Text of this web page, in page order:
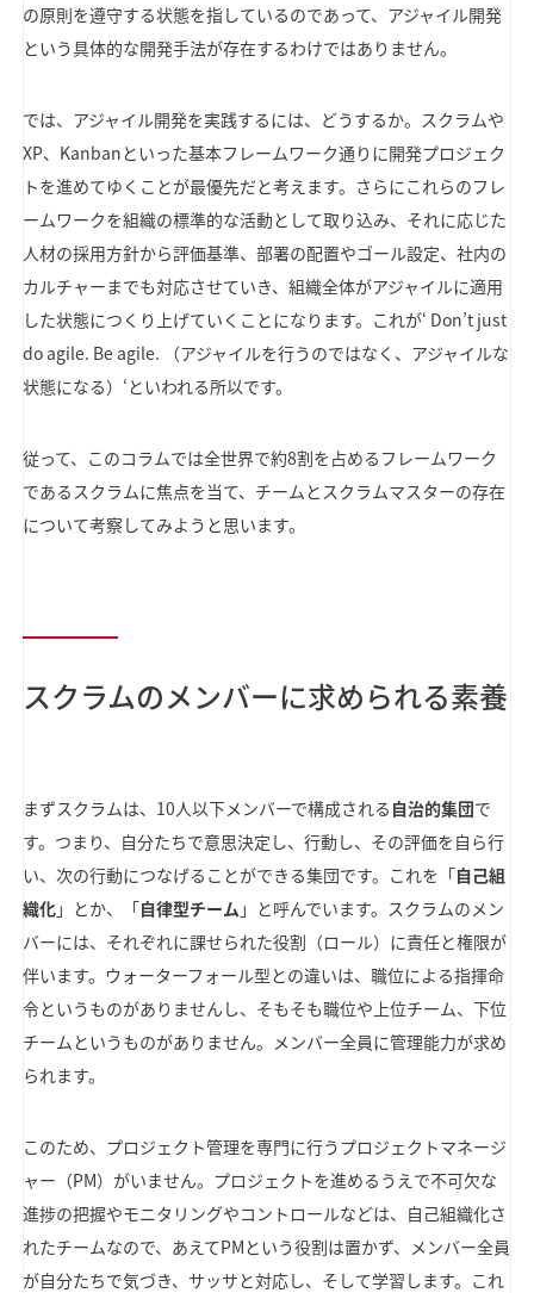
の原則を遵守する状態を指しているのであって、アジャイル開発
という具体的な開発手法が存在するわけではありません。
では、アジャイル開発を実践するには、どうするか。スクラムや
XP、Kanbanといった基本フレームワーク通りに開発プロジェク
トを進めてゆくことが最優先だと考えます。さらにこれらのフレ
ームワークを組織の標準的な活動として取り込み、それに応じた
人材の採用方針から評価基準、部署の配置やゴール設定、社内の
カルチャーまでも対応させていき、組織全体がアジャイルに適用
した状態につくり上げていくことになります。これが‘ Don’t just
do agile. Be agile. （アジャイルを行うのではなく、アジャイルな
状態になる）‘といわれる所以です。
従って、このコラムでは全世界で約8割を占めるフレームワーク
であるスクラムに焦点を当て、チームとスクラムマスターの存在
について考察してみようと思います。
スクラムのメンバーに求められる素養
まずスクラムは、10人以下メンバーで構成される 自治的集団で
す。つまり、自分たちで意思決定し、行動し、その評価を自ら行
い、次の行動につなげることができる集団です。これを「自己組
織化」とか、「自律型チーム 」と呼んでいます。スクラムのメン
バーには、それぞれに課せられた役割（ロール）に責任と権限が
伴います。ウォーターフォール型との違いは、職位による指揮命
令というものがありませんし、そもそも職位や上位チーム、下位
チームというものがありません。メンバー全員に管理能力が求め
られます。
このため、プロジェクト管理を専門に行うプロジェクトマネージ
ャー（PM）がいません。プロジェクトを進めるうえで不可欠な
進捗の把握やモニタリングやコントロールなどは、自己組織化さ
れたチームなので、あえてPMという役割は置かず、メンバー全員
が自分たちで気づき、サッサと対応し、そして学習します。これ